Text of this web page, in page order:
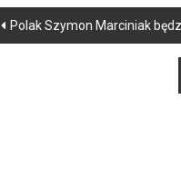
Post
Polak Szymon Marciniak